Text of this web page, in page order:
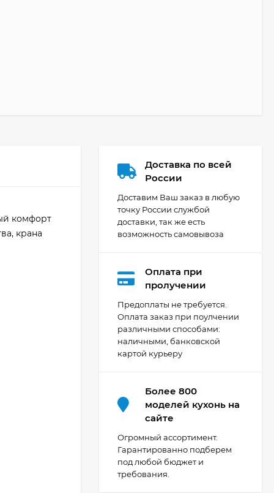
комфорт
крана
Доставка по всей
России
Доставим Ваш заказ в любую
точку России службой
доставки, так же есть
возможность самовывоза
Оплата при
пролучении
Предоплаты не требуется.
Оплата заказ при поулчении
различными способами:
наличными, банковской
картой курьеру
Более 800
моделей кухонь на
сайте
Огромный ассортимент.
Гарантированно подберем
под любой бюджет и
требования.
Кухня Мишель -
длина 4,2 м
69 303₽
Кухня Принцесса -
44 091
Кухня Point 1,2 м -
13 655₽